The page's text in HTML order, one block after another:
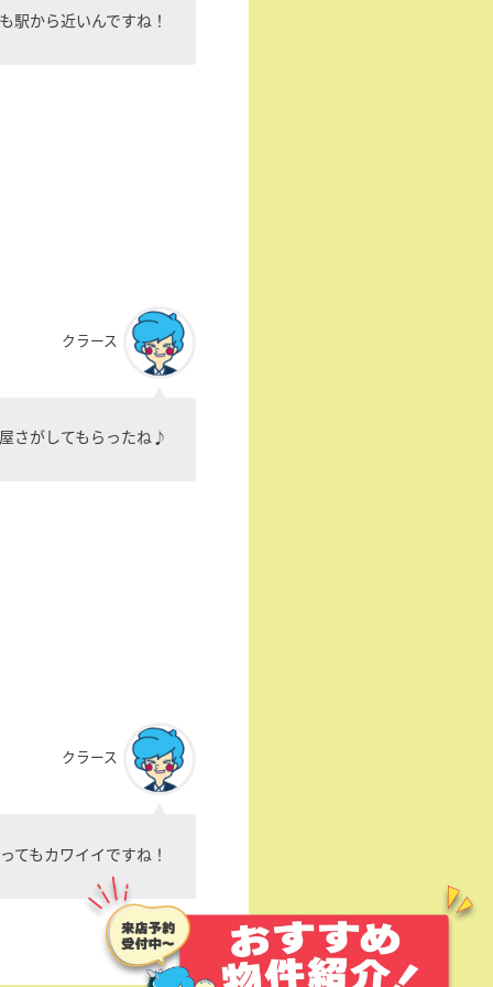
駅から近いんですね！
クラース
さがしてもらったね♪
クラース
てもカワイイですね！